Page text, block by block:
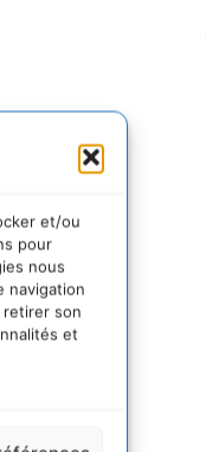
et/ou
pour
nous
navigation
son
et